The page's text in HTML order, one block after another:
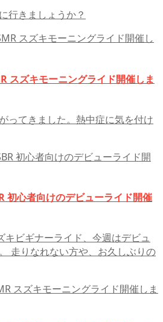
行きましょうか？
スズキモーニングライド開催しま
ってきました。熱中症に気を付け
初心者向けのデビューライド開催
キビギナーライド、今週はデビュ
走りなれない方や、お久しぶりの